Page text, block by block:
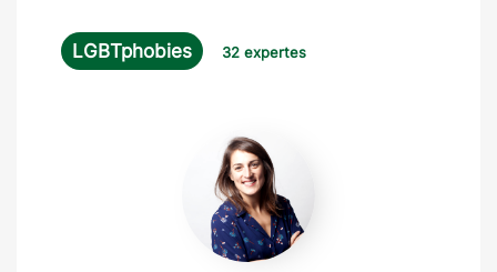
LGBTphobies 32 expertes
Elisabeth
Chaudière